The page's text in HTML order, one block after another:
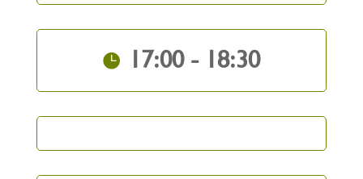
17:00 - 18:30